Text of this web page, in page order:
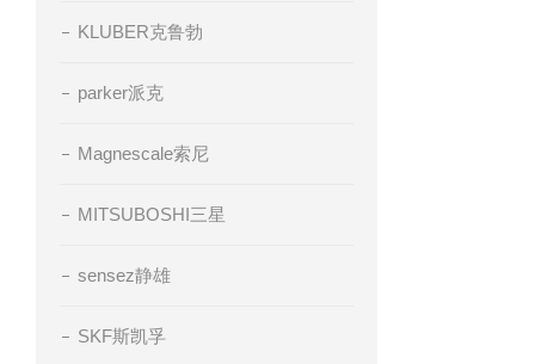
KLUBER克鲁勃
parker派克
Magnescale索尼
MITSUBOSHI三星
sensez静雄
SKF斯凯孚